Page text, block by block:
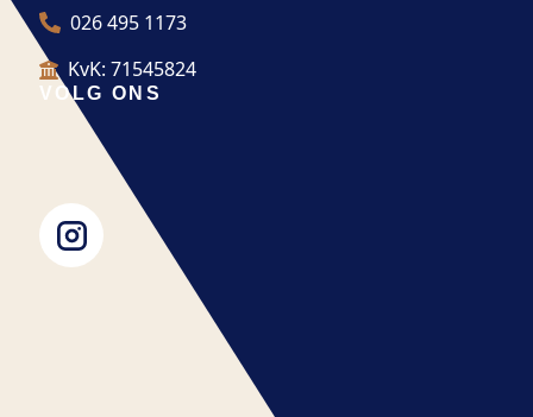
026 495 1173
KvK: 71545824
VOLG ONS